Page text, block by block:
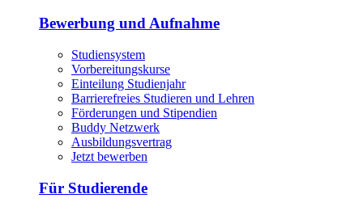
Bewerbung und Aufnahme
Studiensystem
Vorbereitungskurse
Einteilung Studienjahr
Barrierefreies Studieren und Lehren
Förderungen und Stipendien
Buddy Netzwerk
Ausbildungsvertrag
Jetzt bewerben
Für Studierende